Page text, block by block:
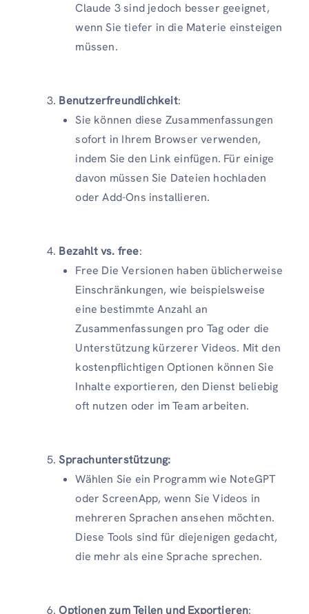
Claude 3 sind jedoch besser geeignet,
wenn Sie tiefer in die Materie einsteigen
müssen.
Benutzerfreundlichkeit:
Sie können diese Zusammenfassungen
sofort in Ihrem Browser verwenden,
indem Sie den Link einfügen. Für einige
davon müssen Sie Dateien hochladen
oder Add-Ons installieren.
Bezahlt vs. free:
Free Die Versionen haben üblicherweise
Einschränkungen, wie beispielsweise
eine bestimmte Anzahl an
Zusammenfassungen pro Tag oder die
Unterstützung kürzerer Videos. Mit den
kostenpflichtigen Optionen können Sie
Inhalte exportieren, den Dienst beliebig
oft nutzen oder im Team arbeiten.
Sprachunterstützung:
Wählen Sie ein Programm wie NoteGPT
oder ScreenApp, wenn Sie Videos in
mehreren Sprachen ansehen möchten.
Diese Tools sind für diejenigen gedacht,
die mehr als eine Sprache sprechen.
Optionen zum Teilen und Exportieren: